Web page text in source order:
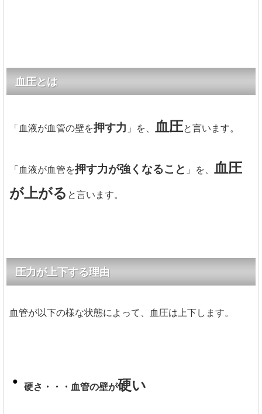
血圧とは
「血液が血管の壁を押す力 」を、 血圧と言います。
「血液が血管を押す力が強くなること 」を、 血圧
が上がる と言います。
圧力が上下する理由
血管が以下の様な状態によって、血圧は上下します。
硬さ・・・血管の壁が硬い